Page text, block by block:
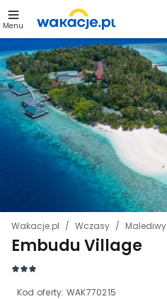
Menu
Wakacje.pl Wczasy Malediwy
Embudu Village
Kod oferty: WAK770215